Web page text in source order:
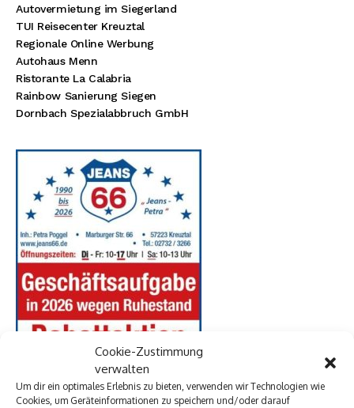
Cookie-Zustimmung
verwalten
Um dir ein optimales Erlebnis zu bieten, verwenden wir Technologien wie
Cookies, um Geräteinformationen zu speichern und/oder darauf
Autovermietung im Siegerland
TUI Reisecenter Kreuztal
Regionale Online Werbung
Autohaus Menn
Ristorante La Calabria
Rainbow Sanierung Siegen
Dornbach Spezialabbruch GmbH